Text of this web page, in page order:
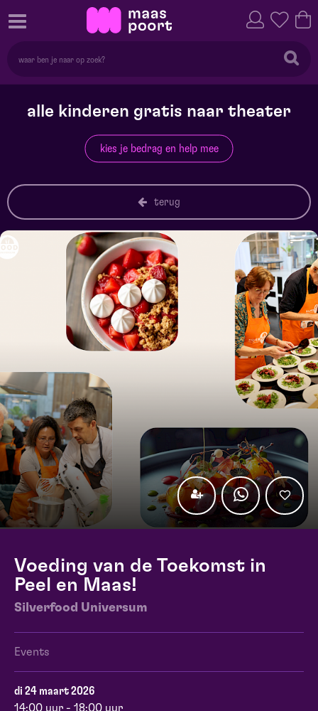
alle kinderen gratis naar theater
kies je bedrag en help mee
terug
Voeding van de Toekomst in
Peel en Maas!
Silverfood Universum
Events
di 24 maart 2026
14:00 uur - 18:00 uur